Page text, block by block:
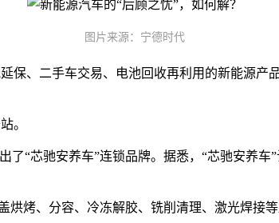
图片来源：宁德时代
保、二手车交易、电池回收再利用的新能源
。
“芯驰安养车”连锁品牌。据悉，“芯驰安养
烤、分容、冷冻解胶、铣削清理、激光焊接